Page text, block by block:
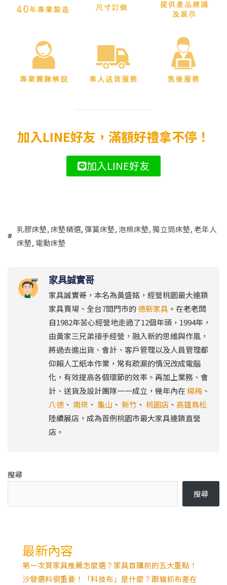
加入LINE好友，滿額好禮拿不停！
加入LINE好友
乳膠床墊, 床墊精選, 彈簧床墊,泡棉床墊,獨立筒床墊,老年人
床墊, 電動床墊
家具誠實哥
家具誠實哥，本名為黃盛銘，經營桃園最大連鎖
家具賣場、全台7間門市的德新家具 。在老老闆
自1982年苦心經營地走過了12個年頭，1994年，
由黃家三兄弟接手經營，融入新的思維與作風，
將過去進出貨、會計、客戶管理以及人員管理都
仰賴人工紙本作業，常有疏漏的情況改成電腦
化，有效提高各個環節的效率。再加上業務、會
計、送貨及設計團隊一一成立，幾年內在楊梅 、
八德 、 南崁 、 龜山 、 新竹 、 桃園店 、 高雄鳥松
陸續展店，成為首例桃園市最大家具連鎖直營
店。
搜尋
搜尋
最新內容
第一次買家具推薦怎麼選？家具首購前的五大重點！
沙發選料很重要！「科技布」是什麼？跟貓抓布差在